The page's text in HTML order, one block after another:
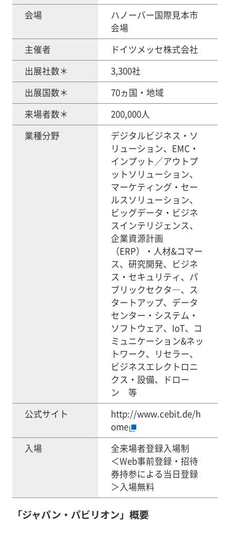
会場
ハノーバー国際見本市
会場
主催者
ドイツメッセ株式会社
出展社数＊
3,300社
出展国数＊
70ヵ国・地域
来場者数＊
200,000人
業種分野
デジタルビジネス・ソ
リューション、EMC・
インプット／アウトプ
ットソリューション、
マーケティング・セー
ルスソリューション、
ビッグデータ・ビジネ
スインテリジェンス、
企業資源計画
（ERP）・人材&コマー
ス、研究開発、ビジネ
ス・セキュリティ、パ
ブリックセクタ―、ス
タートアップ、データ
センター・システム・
ソフトウェア、IoT、コ
ミュニケーション&ネッ
トワーク、リセラー、
ビジネスエレクトロニ
クス・設備、ドロー
ン 等
公式サイト
http://www.cebit.de/h
ome
入場
全来場者登録入場制
＜Web事前登録・招待
券持参による当日登録
＞入場無料
「ジャパン・パビリオン」概要